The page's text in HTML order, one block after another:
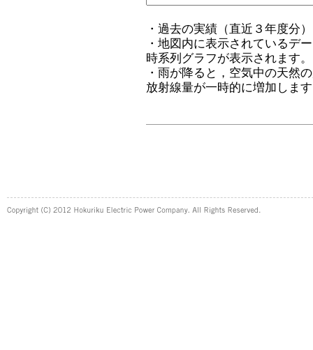
・過去の実績（直近３年度分
・地図内に表示されているデ
時系列グラフが表示されます。
・雨が降ると，空気中の天然
放射線量が一時的に増加しま